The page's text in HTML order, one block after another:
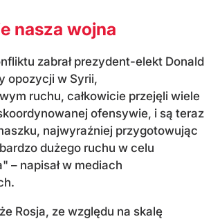
nasza wojna
zabrał prezydent-elekt Donald
opozycji w Syrii,
ruchu, całkowicie przejęli wiele
ofensywie, i są teraz
najwyraźniej przygotowując
dużego ruchu w celu
– napisał w mediach
Rosja, ze względu na skalę